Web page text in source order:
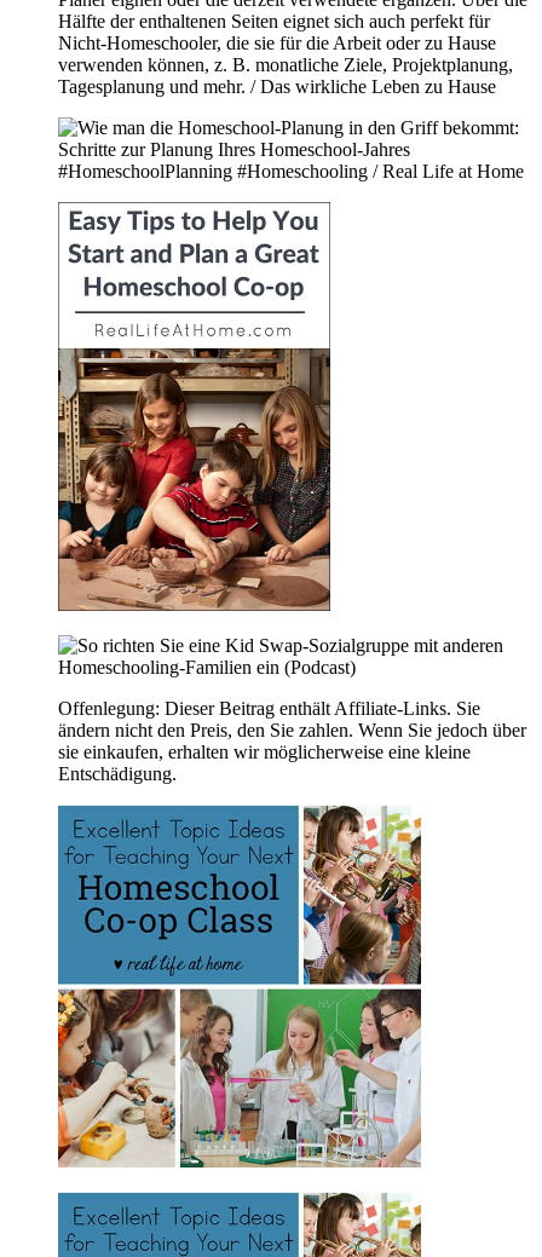
Offenlegung: Dieser Beitrag enthält Affiliate-Links. Sie
ändern nicht den Preis, den Sie zahlen. Wenn Sie jedoch über
sie einkaufen, erhalten wir möglicherweise eine kleine
Entschädigung.